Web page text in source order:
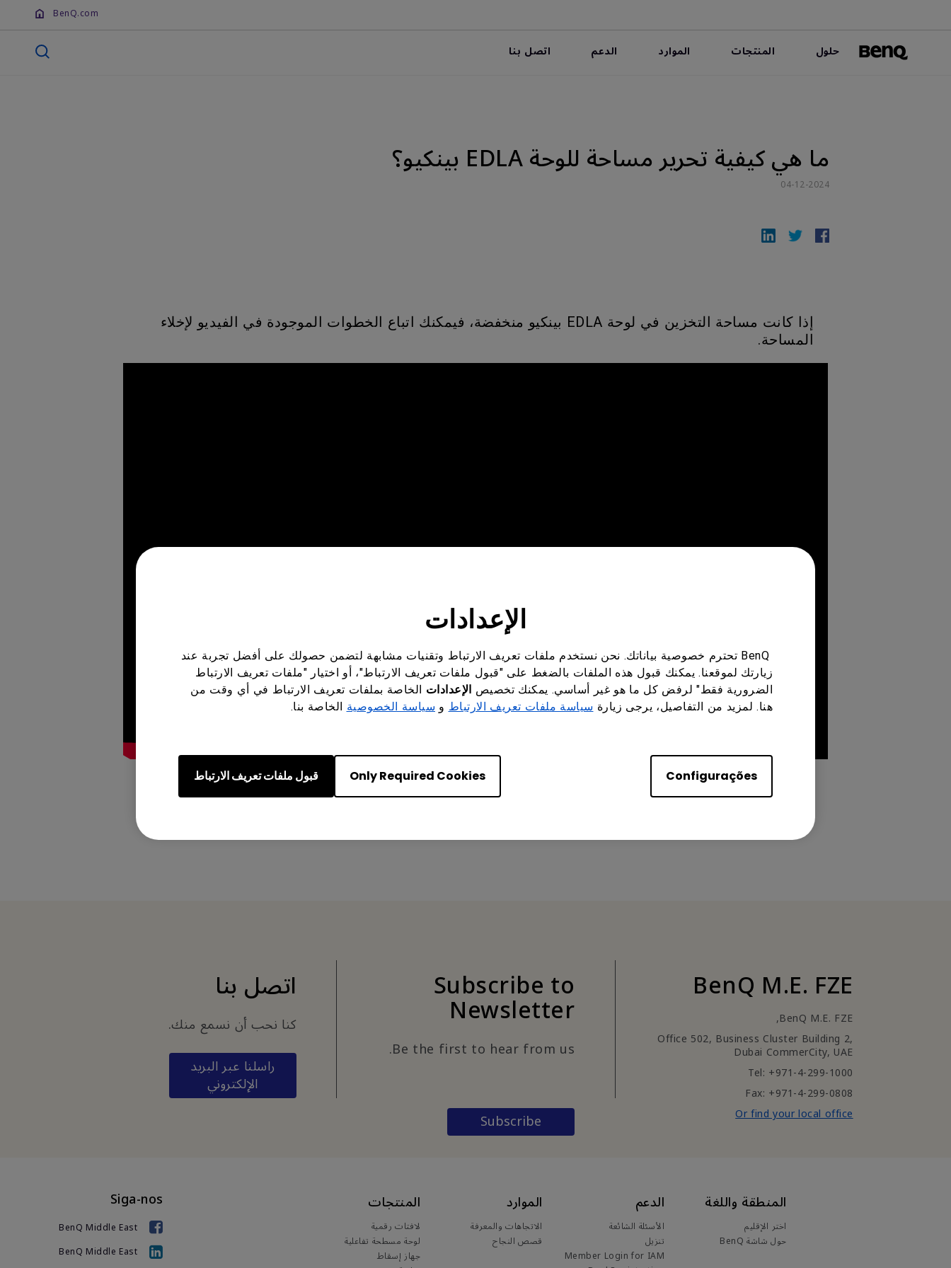
الإعدادات
BenQ تحترم خصوصية بياناتك. نحن نستخدم ملفات تعريف الارتباط وتقنيات مشابهة لتضمن حصولك على أفضل تجربة عند
زيارتك لموقعنا. يمكنك قبول هذه الملفات بالضغط على "قبول ملفات تعريف الارتباط"، أو اختيار "ملفات تعريف الارتباط
الضرورية فقط" لرفض كل ما هو غير أساسي. يمكنك تخصيص الإعدادات الخاصة بملفات تعريف الارتباط في أي وقت من
هنا. لمزيد من التفاصيل، يرجى زيارة سياسة ملفات تعريف الارتباط و سياسة الخصوصية الخاصة بنا.
Configurações
Only Required Cookies قبول ملفات تعريف الارتباط
BenQ.com
حلول المنتجات الموارد الدعم اتصل بنا
ما هي كيفية تحرير مساحة للوحة EDLA بينكيو؟
04-12-2024
إذا كانت مساحة التخزين في لوحة EDLA بينكيو منخفضة، فيمكنك اتباع الخطوات الموجودة في الفيديو لإخلاء
المساحة.
اتصل بنا
كنا نحب أن نسمع منك.
راسلنا عبر البريد
الإلكتروني
Subscribe to
Newsletter
Be the first to hear from us.
Subscribe
BenQ M.E. FZE
BenQ M.E. FZE,
Office 502, Business Cluster Building 2,
Dubai CommerCity, UAE
Tel: +971-4-299-1000
Fax: +971-4-299-0808
Or find your local office
Siga-nos
BenQ Middle East
BenQ Middle East
المنتجات
لافتات رقمية
لوحة مسطحة تفاعلية
جهاز إسقاط
الموارد
الاتجاهات والمعرفة
قصص النجاح
الدعم
الأسئلة الشائعة
تنزيل
Member Login for IAM
المنطقة واللغة
اختر الإقليم
حول شاشة BenQ